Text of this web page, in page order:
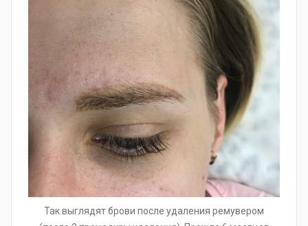
Так выглядят брови после удаления ремувером